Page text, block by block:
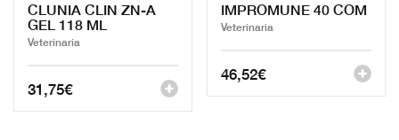
CLUNIA CLIN ZN-A
GEL 118 ML
Veterinaria
31,75€
IMPROMUNE 40 COM
Veterinaria
46,52€